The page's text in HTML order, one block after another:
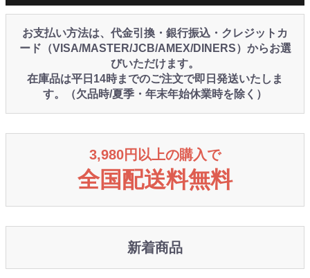
お支払い方法は、代金引換・銀行振込・クレジットカ
ード（VISA/MASTER/JCB/AMEX/DINERS）からお選
びいただけます。
在庫品は平日14時までのご注文で即日発送いたしま
す。（欠品時/夏季・年末年始休業時を除く）
3,980円以上の購入で
全国配送料無料
新着商品